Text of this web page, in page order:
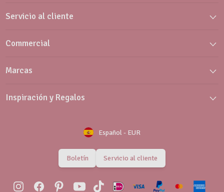
Servicio al cliente
Commercial
Marcas
Inspiración y Regalos
Español- EUR
Boletín Servicio al cliente